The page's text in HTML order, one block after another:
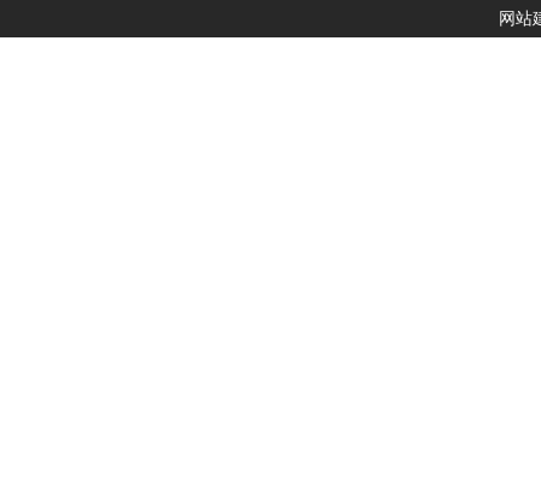
网站